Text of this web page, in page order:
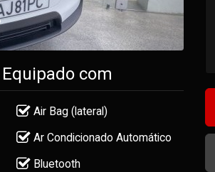
com
Air Bag (lateral)
Ar Condicionado Automático
Bluetooth